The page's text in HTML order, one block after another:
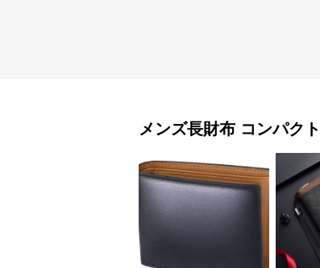
メンズ長財布 コンパクト